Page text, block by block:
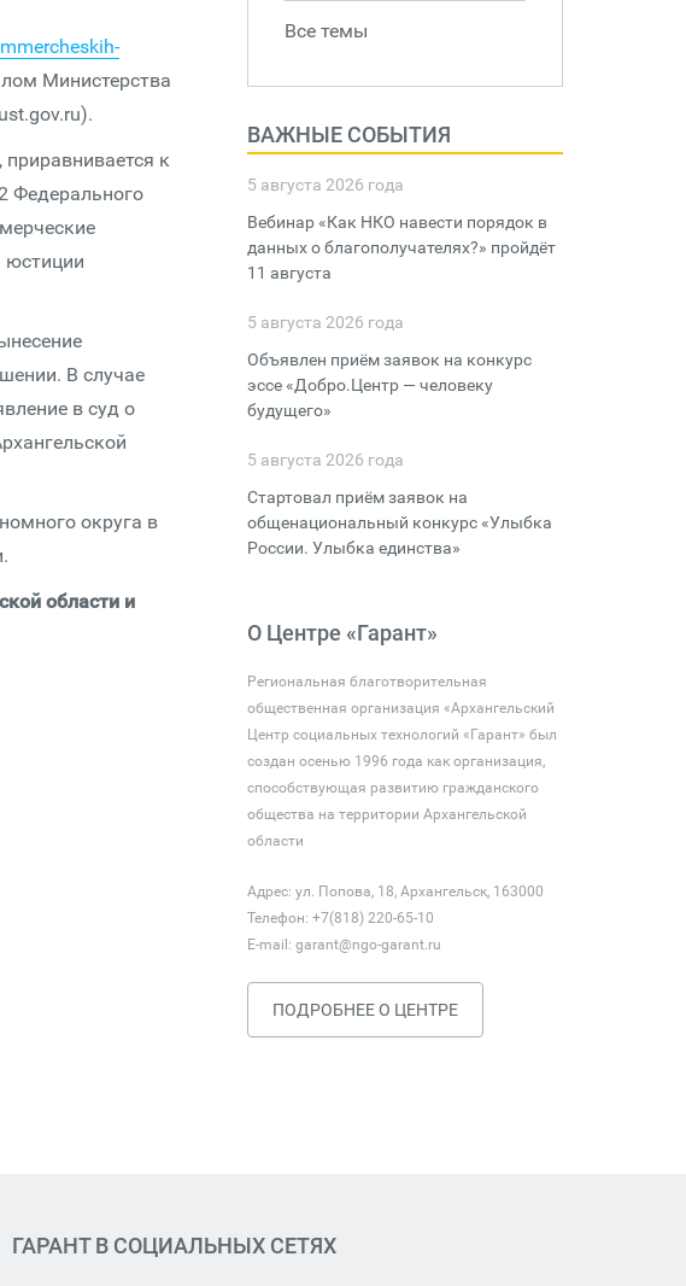
Министерства
к
Федерального
юстиции
В случае
в суд о
округа в
области и
Все темы
ВАЖНЫЕ СОБЫТИЯ
5 августа 2026 года
Вебинар «Как НКО навести порядок в
данных о благополучателях?» пройдёт
11 августа
5 августа 2026 года
Объявлен приём заявок на конкурс
эссе «Добро.Центр — человеку
будущего»
5 августа 2026 года
Стартовал приём заявок на
общенациональный конкурс «Улыбка
России. Улыбка единства»
О Центре «Гарант»
Региональная благотворительная
общественная организация «Архангельский
Центр социальных технологий «Гарант» был
создан осенью 1996 года как организация,
способствующая развитию гражданского
общества на территории Архангельской
области
Адрес: ул. Попова, 18, Архангельск, 163000
Телефон: +7(818) 220-65-10
E-mail: garant@ngo-garant.ru
ПОДРОБНЕЕ О ЦЕНТРЕ
ГАРАНТ В СОЦИАЛЬНЫХ СЕТЯХ